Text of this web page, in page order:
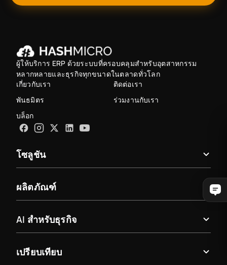
ผู้ให้บริการ ERP ด้วยระบบที่ครอบคลุมสำหรับอุตสาหกรรม
หลากหลายและธุรกิจทุกขนาดในตลาดทั่วโลก
เกี่ยวกับเรา
ติดต่อเรา
พันธมิตร
ร่วมงานกับเรา
บล็อก
โซลูชัน
ผลิตภัณฑ์
AI สำหรับธุรกิจ
เปรียบเทียบ